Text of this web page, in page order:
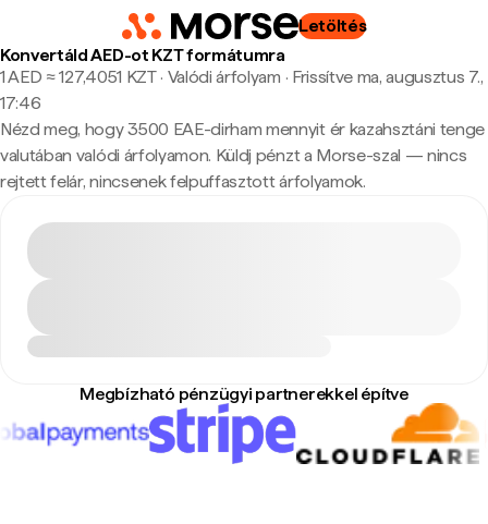
Letöltés
Konvertáld AED-ot KZT formátumra
1 AED ≈ 127,4051 KZT · Valódi árfolyam · Frissítve ma, augusztus 7.,
17:46
Nézd meg, hogy 3500 EAE-dirham mennyit ér kazahsztáni tenge
valutában valódi árfolyamon. Küldj pénzt a Morse-szal — nincs
rejtett felár, nincsenek felpuffasztott árfolyamok.
Megbízható pénzügyi partnerekkel építve